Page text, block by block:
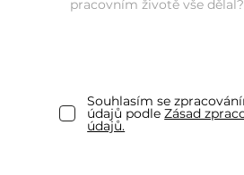
Souhlasím se
údajů podle Zásad
údajů.